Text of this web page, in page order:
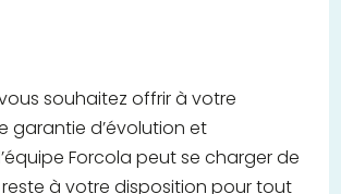
souhaitez offrir à votre
garantie d’évolution et
Forcola peut se charger de
à votre disposition pour tout